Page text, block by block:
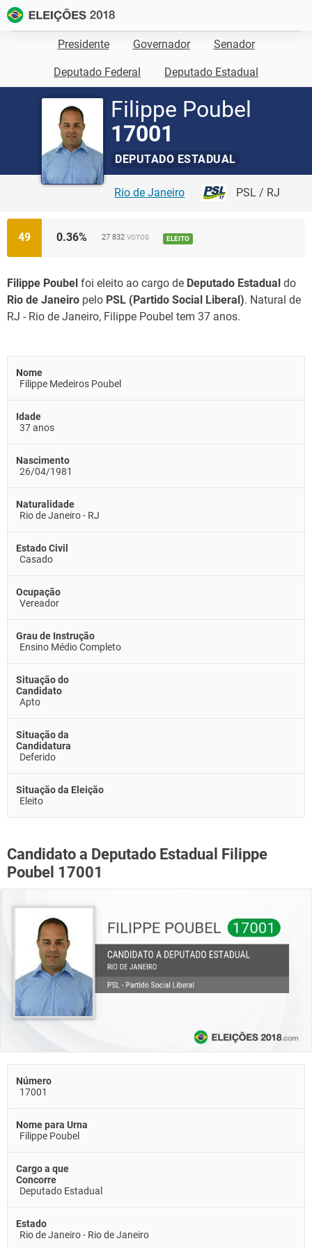
Presidente Governador Senador
Deputado Federal Deputado Estadual
Filippe Poubel
17001
DEPUTADO ESTADUAL
Rio de Janeiro PSL / RJ
49 0.36% 27 832 VOTOS ELEITO
Filippe Poubel foi eleito ao cargo de Deputado Estadual do
Rio de Janeiro pelo PSL (Partido Social Liberal). Natural de
RJ - Rio de Janeiro, Filippe Poubel tem 37 anos.
Nome
Filippe Medeiros Poubel
Idade
37 anos
Nascimento
26/04/1981
Naturalidade
Rio de Janeiro - RJ
Estado Civil
Casado
Ocupação
Vereador
Grau de Instrução
Ensino Médio Completo
Situação do
Candidato
Apto
Situação da
Candidatura
Deferido
Situação da Eleição
Eleito
Candidato a Deputado Estadual Filippe
Poubel 17001
Número
17001
Nome para Urna
Filippe Poubel
Cargo a que
Concorre
Deputado Estadual
Estado
Rio de Janeiro - Rio de Janeiro